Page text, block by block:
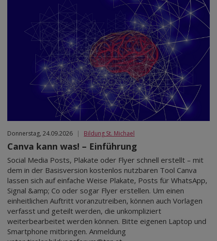
Donnerstag, 24.09.2026 | Bildung St. Michael
Canva kann was! – Einführung
Social Media Posts, Plakate oder Flyer schnell erstellt – mit
dem in der Basisversion kostenlos nutzbaren Tool Canva
lassen sich auf einfache Weise Plakate, Posts für WhatsApp,
Signal &amp; Co oder sogar Flyer erstellen. Um einen
einheitlichen Auftritt voranzutreiben, können auch Vorlagen
verfasst und geteilt werden, die unkompliziert
weiterbearbeitet werden können. Bitte eigenen Laptop und
Smartphone mitbringen. Anmeldung